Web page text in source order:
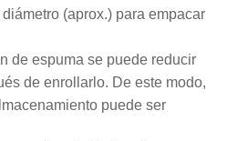
(aprox.) para empacar
de espuma se puede reducir
de enrollarlo. De este modo,
puede ser